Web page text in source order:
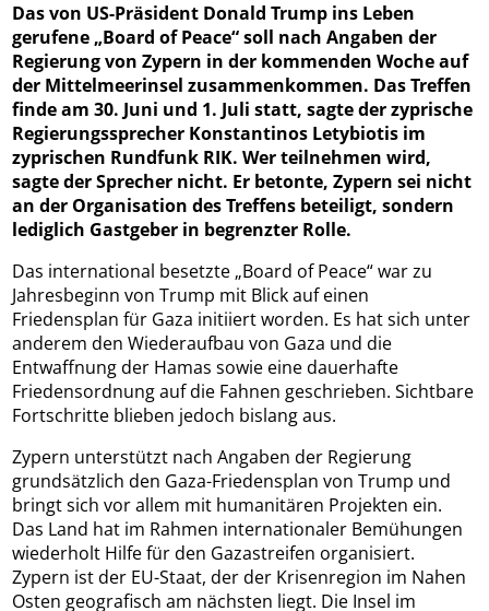
Das von US-Präsident Donald Trump ins Leben
gerufene „Board of Peace“ soll nach Angaben der
Regierung von Zypern in der kommenden Woche auf
der Mittelmeerinsel zusammenkommen. Das Treffen
finde am 30. Juni und 1. Juli statt, sagte der zyprische
Regierungssprecher Konstantinos Letybiotis im
zyprischen Rundfunk RIK. Wer teilnehmen wird,
sagte der Sprecher nicht. Er betonte, Zypern sei nicht
an der Organisation des Treffens beteiligt, sondern
lediglich Gastgeber in begrenzter Rolle.
Das international besetzte „Board of Peace“ war zu
Jahresbeginn von Trump mit Blick auf einen
Friedensplan für Gaza initiiert worden. Es hat sich unter
anderem den Wiederaufbau von Gaza und die
Entwaffnung der Hamas sowie eine dauerhafte
Friedensordnung auf die Fahnen geschrieben. Sichtbare
Fortschritte blieben jedoch bislang aus.
Zypern unterstützt nach Angaben der Regierung
grundsätzlich den Gaza-Friedensplan von Trump und
bringt sich vor allem mit humanitären Projekten ein.
Das Land hat im Rahmen internationaler Bemühungen
wiederholt Hilfe für den Gazastreifen organisiert.
Zypern ist der EU-Staat, der der Krisenregion im Nahen
Osten geografisch am nächsten liegt. Die Insel im